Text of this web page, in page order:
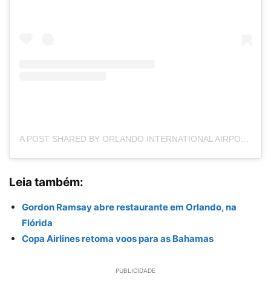
A POST SHARED BY ORLANDO INTERNATIONAL AIRPORT (@FLYMCO)
Leia também:
Gordon Ramsay abre restaurante em Orlando, na
Flórida
Copa Airlines retoma voos para as Bahamas
PUBLICIDADE